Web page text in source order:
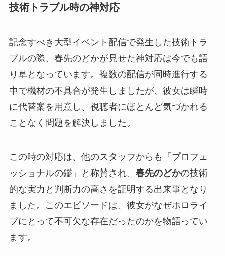
技術トラブル時の神対応
記念すべき大型イベント配信で発生した技術トラ
ブルの際、春先のどかが見せた神対応は今でも語
り草となっています。複数の配信が同時進行する
中で機材の不具合が発生しましたが、彼女は瞬時
に代替案を用意し、視聴者にほとんど気づかれる
ことなく問題を解決しました。
この時の対応は、他のスタッフからも「プロフェ
ッショナルの鑑」と称賛され、 春先のどかの技術
的な実力と判断力の高さを証明する出来事となり
ました。このエピソードは、彼女がなぜホロライ
ブにとって不可欠な存在だったのかを物語ってい
ます。